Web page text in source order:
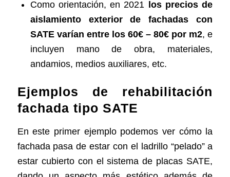
Como orientación, en 2021 los precios de
aislamiento exterior de fachadas con
SATE varían entre los 60€ – 80€ por m2, e
incluyen mano de obra, materiales,
andamios, medios auxiliares, etc.
Ejemplos de rehabilitación
fachada tipo SATE
En este primer ejemplo podemos ver cómo la
fachada pasa de estar con el ladrillo “pelado” a
estar cubierto con el sistema de placas SATE,